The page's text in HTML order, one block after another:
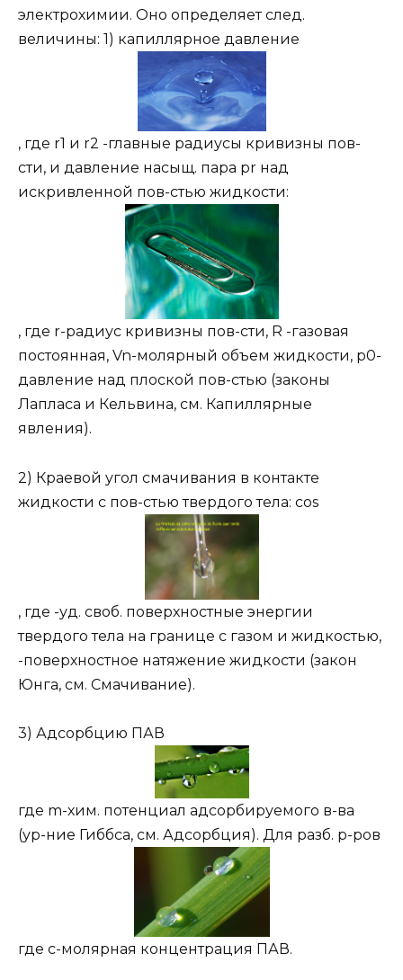
электрохимии. Оно определяет след.
величины: 1) капиллярное давление
, где r1 и r2 -главные радиусы кривизны пов-
сти, и давление насыщ. пара рr над
искривленной пов-стью жидкости:
, где r-радиус кривизны пов-сти, R -газовая
постоянная, Vn-молярный объем жидкости, p0-
давление над плоской пов-стью (законы
Лапласа и Кельвина, см. Капиллярные
явления).
2) Краевой угол смачивания в контакте
жидкости с пов-стью твердого тела: cos
, где -уд. своб. поверхностные энергии
твердого тела на границе с газом и жидкостью,
-поверхностное натяжение жидкости (закон
Юнга, см. Смачивание).
3) Адсорбцию ПАВ
где m-хим. потенциал адсорбируемого в-ва
(ур-ние Гиббса, см. Адсорбция). Для разб. р-ров
где с-молярная концентрация ПАВ.